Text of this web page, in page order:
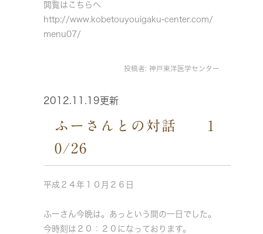
閲覧はこちらへ
http://www.kobetouyouigaku-center.com/
menu07/
投稿者: 神戸東洋医学センター
2012.11.19更新
ふーさんとの対話 1
0/26
平成２４年１０月２６日
ふーさん今晩は。あっという間の一日でした。
今時刻は２０：２０になっております。